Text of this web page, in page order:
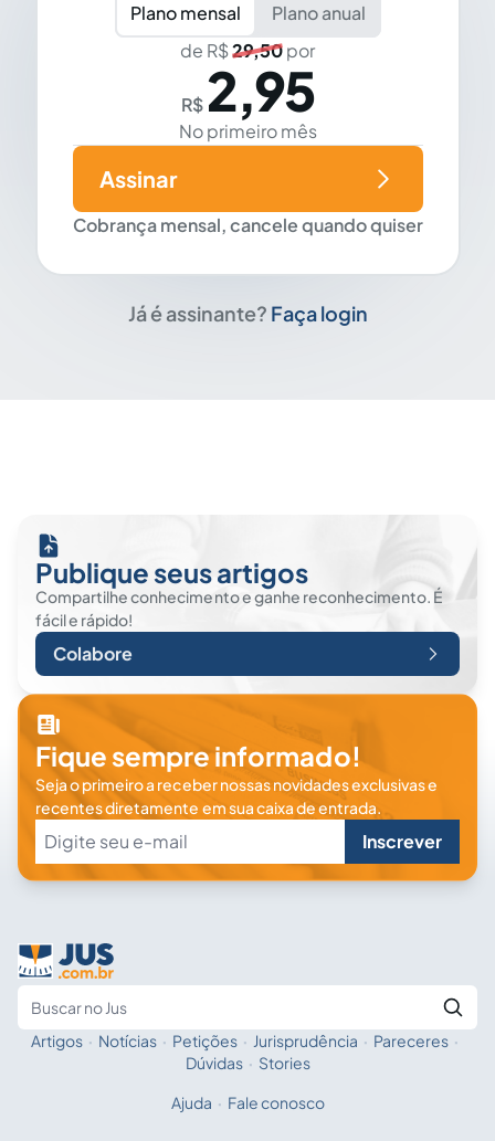
Plano mensal
Plano anual
de R$29,50por
R$ 2,95
No primeiro mês
Cobrança mensal, cancele quando quiser
Assinar
Já é assinante? Faça login
Publique seus artigos
Compartilhe conhecimento e ganhe reconhecimento. É
fácil e rápido!
Colabore
Fique sempre informado!
Seja o primeiro a receber nossas novidades exclusivas e
recentes diretamente em sua caixa de entrada.
Inscrever
Fale com a IA
Artigos · Notícias · Petições · Jurisprudência · Pareceres ·
Dúvidas · Stories
Ajuda · Fale conosco